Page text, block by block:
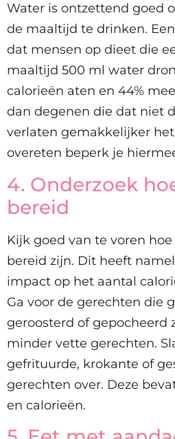
Water is ontzettend goed
de maaltijd te drinken.
dat mensen op dieet die
maaltijd 500 ml water
calorieën aten en 44%
dan degenen die dat niet
verlaten gemakkelijker
overeten beperk je
4. Onderzoek
bereid
Kijk goed van te voren
bereid zijn. Dit heeft
impact op het aantal
Ga voor de gerechten die
geroosterd of gepocheerd
minder vette gerechten.
gefrituurde, krokante of
gerechten over. Deze
en calorieën.